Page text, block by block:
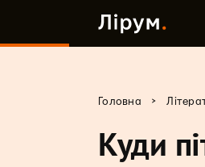
Головна >
Куди